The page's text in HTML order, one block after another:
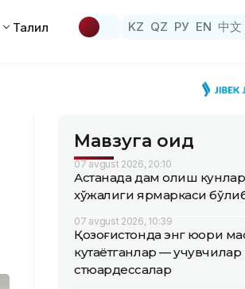
Таҳлил KZ QZ РУ EN 中文
Мавзуга оид
07 avgust 2026, 20:10
Астанада дам олиш
хўжалиги ярмаркаси
07 avgust 2026, 10:39
Қозоғистонда энг юқори
кутаётганлар — учувчилар
стюардессалар